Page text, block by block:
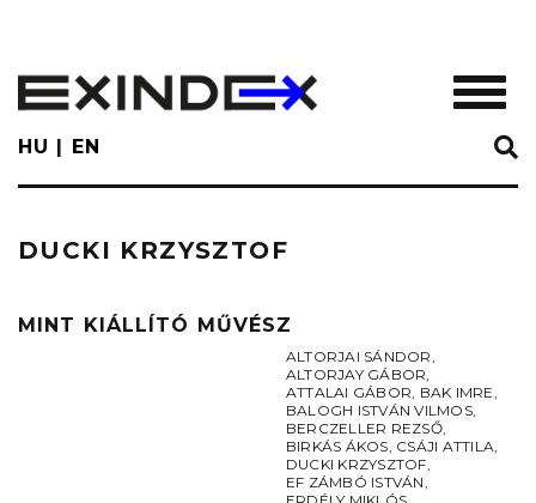
main
content
HU EN
DUCKI KRZYSZTOF
MINT KIÁLLÍTÓ MŰVÉSZ
ALTORJAI SÁNDOR,
ALTORJAY GÁBOR,
ATTALAI GÁBOR, BAK IMRE,
BALOGH ISTVÁN VILMOS,
BERCZELLER REZSŐ,
BIRKÁS ÁKOS, CSÁJI ATTILA,
DUCKI KRZYSZTOF,
EF ZÁMBÓ ISTVÁN,